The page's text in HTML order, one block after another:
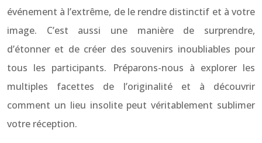
événement à l’extrême, de le rendre distinctif et à votre
image. C’est aussi une manière de surprendre,
d’étonner et de créer des souvenirs inoubliables pour
tous les participants. Préparons-nous à explorer les
multiples facettes de l’originalité et à découvrir
comment un lieu insolite peut véritablement sublimer
votre réception.